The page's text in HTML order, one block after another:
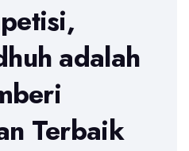
adalah
Terbaik